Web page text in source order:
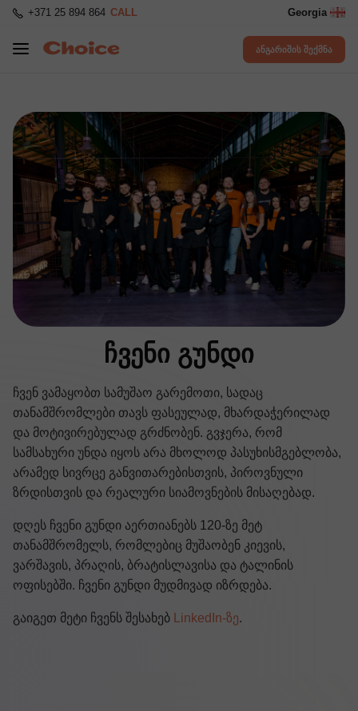
+371 25 894 864 CALL Georgia
ანგარიშის შექმნა
ჩვენი გუნდი
ჩვენ ვამაყობთ სამუშაო გარემოთი, სადაც
თანამშრომლები თავს ფასეულად, მხარდაჭერილად
და მოტივირებულად გრძნობენ. გვჯერა, რომ
სამსახური უნდა იყოს არა მხოლოდ პასუხისმგებლობა,
არამედ სივრცე განვითარებისთვის, პიროვნული
ზრდისთვის და რეალური სიამოვნების მისაღებად.
დღეს ჩვენი გუნდი აერთიანებს 120-ზე მეტ
თანამშრომელს, რომლებიც მუშაობენ კიევის,
ვარშავის, პრაღის, ბრატისლავისა და ტალინის
ოფისებში. ჩვენი გუნდი მუდმივად იზრდება.
გაიგეთ მეტი ჩვენს შესახებ LinkedIn-ზე.